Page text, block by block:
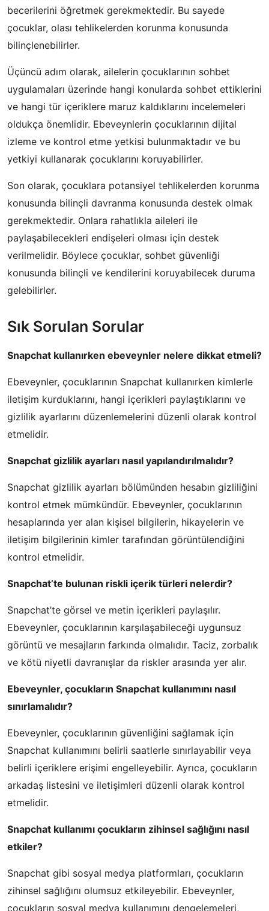
becerilerini öğretmek gerekmektedir. Bu sayede
çocuklar, olası tehlikelerden korunma konusunda
bilinçlenebilirler.
Üçüncü adım olarak, ailelerin çocuklarının sohbet
uygulamaları üzerinde hangi konularda sohbet ettiklerini
ve hangi tür içeriklere maruz kaldıklarını incelemeleri
oldukça önemlidir. Ebeveynlerin çocuklarının dijital
izleme ve kontrol etme yetkisi bulunmaktadır ve bu
yetkiyi kullanarak çocuklarını koruyabilirler.
Son olarak, çocuklara potansiyel tehlikelerden korunma
konusunda bilinçli davranma konusunda destek olmak
gerekmektedir. Onlara rahatlıkla aileleri ile
paylaşabilecekleri endişeleri olması için destek
verilmelidir. Böylece çocuklar, sohbet güvenliği
konusunda bilinçli ve kendilerini koruyabilecek duruma
gelebilirler.
Sık Sorulan Sorular
Snapchat kullanırken ebeveynler nelere dikkat etmeli?
Ebeveynler, çocuklarının Snapchat kullanırken kimlerle
iletişim kurduklarını, hangi içerikleri paylaştıklarını ve
gizlilik ayarlarını düzenlemelerini düzenli olarak kontrol
etmelidir.
Snapchat gizlilik ayarları nasıl yapılandırılmalıdır?
Snapchat gizlilik ayarları bölümünden hesabın gizliliğini
kontrol etmek mümkündür. Ebeveynler, çocuklarının
hesaplarında yer alan kişisel bilgilerin, hikayelerin ve
iletişim bilgilerinin kimler tarafından görüntülendiğini
kontrol etmelidir.
Snapchat’te bulunan riskli içerik türleri nelerdir?
Snapchat’te görsel ve metin içerikleri paylaşılır.
Ebeveynler, çocuklarının karşılaşabileceği uygunsuz
görüntü ve mesajların farkında olmalıdır. Taciz, zorbalık
ve kötü niyetli davranışlar da riskler arasında yer alır.
Ebeveynler, çocukların Snapchat kullanımını nasıl
sınırlamalıdır?
Ebeveynler, çocuklarının güvenliğini sağlamak için
Snapchat kullanımını belirli saatlerle sınırlayabilir veya
belirli içeriklere erişimi engelleyebilir. Ayrıca, çocukların
arkadaş listesini ve iletişimleri düzenli olarak kontrol
etmelidir.
Snapchat kullanımı çocukların zihinsel sağlığını nasıl
etkiler?
Snapchat gibi sosyal medya platformları, çocukların
zihinsel sağlığını olumsuz etkileyebilir. Ebeveynler,
çocukların sosyal medya kullanımını dengelemeleri,